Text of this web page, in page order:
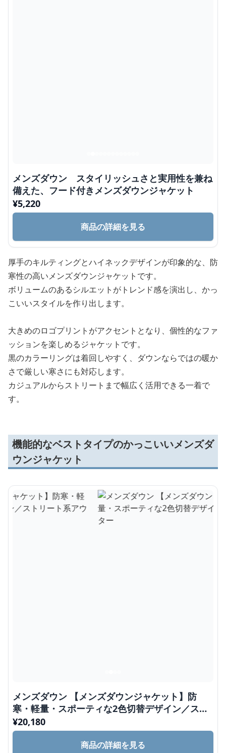
メンズダウン スタイリッシュさと実用性を兼ね
備えた、フード付きメンズダウンジャケット
¥5,220
商品の詳細を見る
厚手のキルティングとハイネックデザインが印象的な、防
寒性の高いメンズダウンジャケットです。
ボリュームのあるシルエットがトレンド感を演出し、かっ
こいいスタイルを作り出します。
大きめのロゴプリントがアクセントとなり、個性的なファ
ッションを楽しめるジャケットです。
黒のカラーリングは着回しやすく、ダウンならではの暖か
さで厳しい寒さにも対応します。
カジュアルからストリートまで幅広く活用できる一着で
す。
機能的なベストタイプのかっこいいメンズダ
ウンジャケット
メンズダウン 【メンズダウンジャケット】防
寒・軽量・スポーティな2色切替デザイン／スト
リート系アウター
¥20,180
商品の詳細を見る